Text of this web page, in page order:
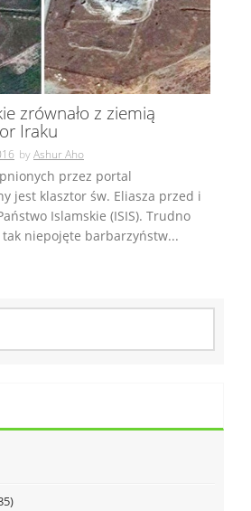
zrównało z ziemią
Iraku
byAshur Aho
przez portal
jest klasztor św. Eliasza przed i
Islamskie (ISIS). Trudno
niepojęte barbarzyństw...